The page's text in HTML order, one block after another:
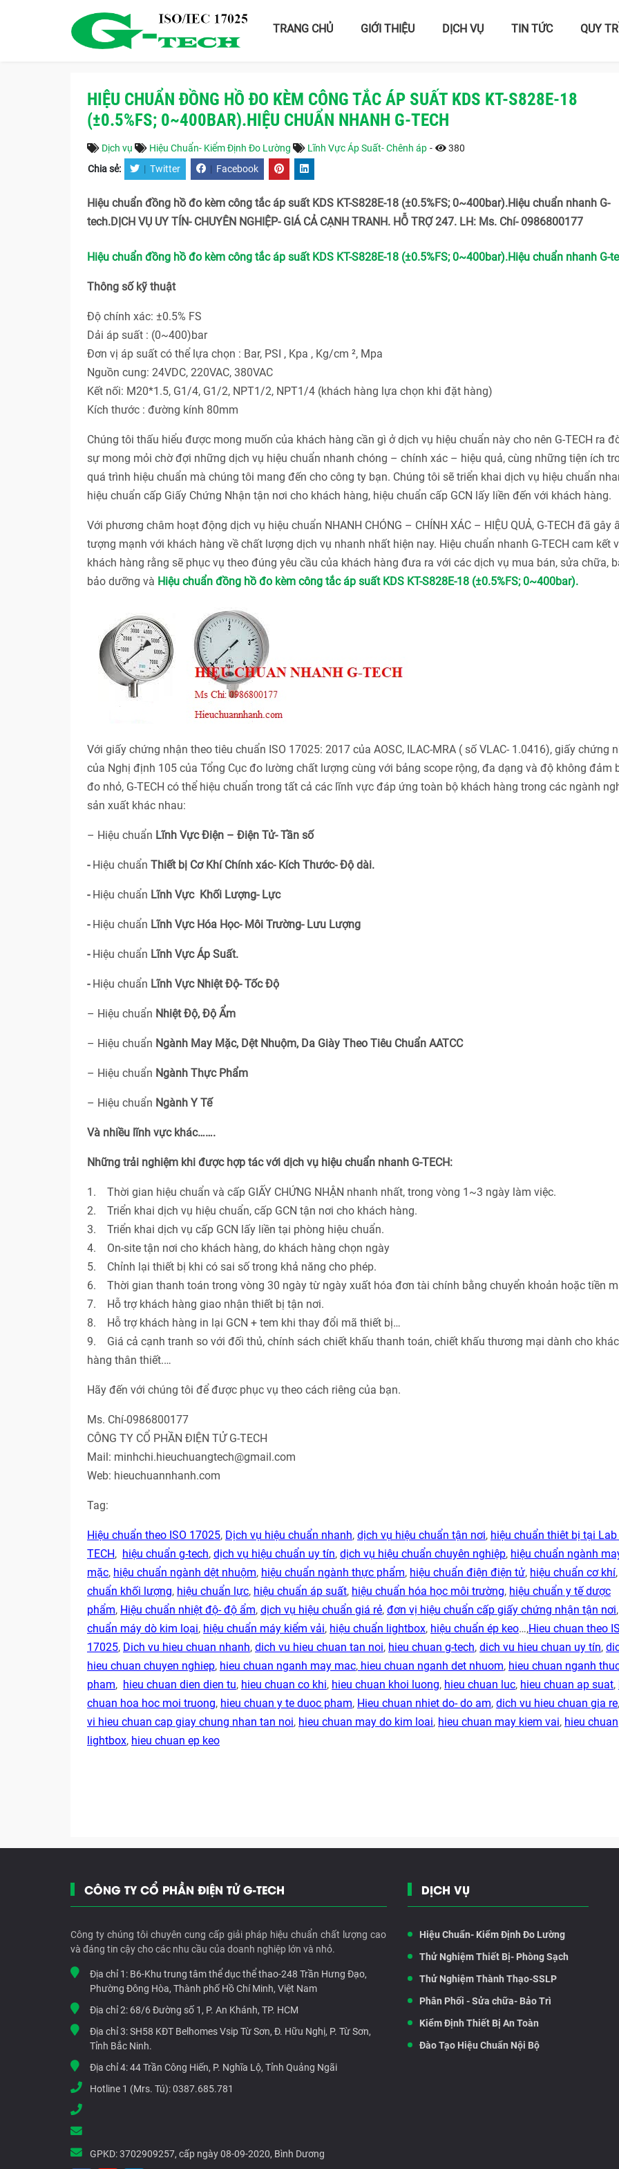
TRANG CHỦ GIỚI THIỆU DỊCH VỤ TIN TỨC QUY
HIỆU CHUẨN ĐỒNG HỒ ĐO KÈM CÔNG TẮC ÁP SUẤT KDS KT-S828E-18
(±0.5%FS; 0~400BAR).HIỆU CHUẨN NHANH G-TECH
Dịch vụ Hiệu Chuẩn- Kiểm Định Đo Lường Lĩnh Vực Áp Suất- Chênh áp - 380
Chia sẻ: | Twitter | Facebook
Hiệu chuẩn đồng hồ đo kèm công tắc áp suất KDS KT-S828E-18 (±0.5%FS; 0~400bar).Hiệu chuẩn nhanh G-
tech.DỊCH VỤ UY TÍN- CHUYÊN NGHIỆP- GIÁ CẢ CẠNH TRANH. HỖ TRỢ 247. LH: Ms. Chí- 0986800177
Hiệu chuẩn đồng hồ đo kèm công tắc áp suất KDS KT-S828E-18 (±0.5%FS; 0~400bar).Hiệu chuẩn nhanh G-
Thông số kỹ thuật
Độ chính xác: ±0.5% FS
Dải áp suất : (0~400)bar
Đơn vị áp suất có thể lựa chọn : Bar, PSI , Kpa , Kg/cm ², Mpa
Nguồn cung: 24VDC, 220VAC, 380VAC
Kết nối: M20*1.5, G1/4, G1/2, NPT1/2, NPT1/4 (khách hàng lựa chọn khi đặt hàng)
Kích thước : đường kính 80mm
Chúng tôi thấu hiểu được mong muốn của khách hàng cần gì ở dịch vụ hiệu chuẩn này cho nên G-TECH ra
sự mong mỏi chờ đợi những dịch vụ hiệu chuẩn nhanh chóng – chính xác – hiệu quả, cùng những tiện ích
quá trình hiệu chuẩn mà chúng tôi mang đến cho công ty bạn. Chúng tôi sẽ triển khai dịch vụ hiệu chuẩn
hiệu chuẩn cấp Giấy Chứng Nhận tận nơi cho khách hàng, hiệu chuẩn cấp GCN lấy liền đến với khách hàng.
Với phương châm hoạt động dịch vụ hiệu chuẩn NHANH CHÓNG – CHÍNH XÁC – HIỆU QUẢ, G-TECH đã gây
tượng mạnh với khách hàng về chất lượng dịch vụ nhanh nhất hiện nay. Hiệu chuẩn nhanh G-TECH cam kết
khách hàng rằng sẽ phục vụ theo đúng yêu cầu của khách hàng đưa ra với các dịch vụ mua bán, sửa chữa,
bảo dưỡng và Hiệu chuẩn đồng hồ đo kèm công tắc áp suất KDS KT-S828E-18 (±0.5%FS; 0~400bar).
Với giấy chứng nhận theo tiêu chuẩn ISO 17025: 2017 của AOSC, ILAC-MRA ( số VLAC- 1.0416), giấy chứng
của Nghị định 105 của Tổng Cục đo lường chất lượng cùng với bảng scope rộng, đa dạng và độ không đảm
đo nhỏ, G-TECH có thể hiệu chuẩn trong tất cả các lĩnh vực đáp ứng toàn bộ khách hàng trong các ngành
sản xuất khác nhau:
– Hiệu chuẩn Lĩnh Vực Điện – Điện Tử- Tần số
- Hiệu chuẩn Thiết bị Cơ Khí Chính xác- Kích Thước- Độ dài.
- Hiệu chuẩn Lĩnh Vực Khối Lượng- Lực
- Hiệu chuẩn Lĩnh Vực Hóa Học- Môi Trường- Lưu Lượng
- Hiệu chuẩn Lĩnh Vực Áp Suất.
-Hiệu chuẩn Lĩnh Vực Nhiệt Độ- Tốc Độ
– Hiệu chuẩn Nhiệt Độ, Độ Ẩm
– Hiệu chuẩn Ngành May Mặc, Dệt Nhuộm, Da Giày Theo Tiêu Chuẩn AATCC
– Hiệu chuẩn Ngành Thực Phẩm
– Hiệu chuẩn Ngành Y Tế
Và nhiều lĩnh vực khác…….
Những trải nghiệm khi được hợp tác với dịch vụ hiệu chuẩn nhanh G-TECH:
1. Thời gian hiệu chuẩn và cấp GIẤY CHỨNG NHẬN nhanh nhất, trong vòng 1~3 ngày làm việc.
2. Triển khai dịch vụ hiệu chuẩn, cấp GCN tận nơi cho khách hàng.
3. Triển khai dịch vụ cấp GCN lấy liền tại phòng hiệu chuẩn.
4. On-site tận nơi cho khách hàng, do khách hàng chọn ngày
5. Chỉnh lại thiết bị khi có sai số trong khả năng cho phép.
6. Thời gian thanh toán trong vòng 30 ngày từ ngày xuất hóa đơn tài chính bằng chuyển khoản hoặc tiền
7. Hỗ trợ khách hàng giao nhận thiết bị tận nơi.
8. Hỗ trợ khách hàng in lại GCN + tem khi thay đổi mã thiết bị…
9. Giá cả cạnh tranh so với đối thủ, chính sách chiết khấu thanh toán, chiết khấu thương mại dành cho
hàng thân thiết.…
Hãy đến với chúng tôi để được phục vụ theo cách riêng của bạn.
Ms. Chí-0986800177
CÔNG TY CỔ PHẦN ĐIỆN TỬ G-TECH
Mail: minhchi.hieuchuangtech@gmail.com
Web: hieuchuannhanh.com
Tag:
Hiệu chuẩn theo ISO 17025, Dịch vụ hiệu chuẩn nhanh, dịch vụ hiệu chuẩn tận nơi, hiệu chuẩn thiêt bị tại Lab
TECH, hiệu chuẩn g-tech, dịch vụ hiệu chuẩn uy tín, dịch vụ hiệu chuẩn chuyên nghiệp, hiệu chuẩn ngành
mặc, hiệu chuẩn ngành dệt nhuộm, hiệu chuẩn ngành thực phẩm, hiệu chuẩn điện điện tử, hiệu chuẩn cơ khí,
chuẩn khối lượng, hiệu chuẩn lực, hiệu chuẩn áp suất, hiệu chuẩn hóa học môi trường, hiệu chuẩn y tế dược
phẩm, Hiệu chuẩn nhiệt độ- độ ẩm, dịch vụ hiệu chuẩn giá rẻ, đơn vị hiệu chuẩn cấp giấy chứng nhận tận nơi,
chuẩn máy dò kim loại, hiệu chuẩn máy kiểm vải, hiệu chuẩn lightbox, hiệu chuẩn ép keo…,Hieu chuan theo
17025, Dich vu hieu chuan nhanh, dich vu hieu chuan tan noi, hieu chuan g-tech, dich vu hieu chuan uy tín,
hieu chuan chuyen nghiep, hieu chuan nganh may mac, hieu chuan nganh det nhuom, hieu chuan nganh
pham, hieu chuan dien dien tu, hieu chuan co khi, hieu chuan khoi luong, hieu chuan luc, hieu chuan ap suat,
chuan hoa hoc moi truong, hieu chuan y te duoc pham, Hieu chuan nhiet do- do am, dich vu hieu chuan gia re,
vi hieu chuan cap giay chung nhan tan noi, hieu chuan may do kim loai, hieu chuan may kiem vai, hieu chuan
lightbox, hieu chuan ep keo
CÔNG TY CỔ PHẦN ĐIỆN TỬ G-TECH
Công ty chúng tôi chuyên cung cấp giải pháp hiệu chuẩn chất lượng cao
và đáng tin cậy cho các nhu cầu của doanh nghiệp lớn và nhỏ.
Địa chỉ 1: B6-Khu trung tâm thể dục thể thao-248 Trần Hưng Đạo,
Phường Đông Hòa, Thành phố Hồ Chí Minh, Việt Nam
Địa chỉ 2: 68/6 Đường số 1, P. An Khánh, TP. HCM
Địa chỉ 3:SH58 KĐT Belhomes Vsip Từ Sơn, Đ. Hữu Nghị, P. Từ Sơn,
Tỉnh Bắc Ninh.
Địa chỉ 4:44 Trần Công Hiến, P. Nghĩa Lộ, Tỉnh Quảng Ngãi
Hotline 1 (Mrs. Tú):0387.685.781
GPKD:3702909257, cấp ngày 08-09-2020, Bình Dương
DỊCH VỤ
Hiệu Chuẩn- Kiểm Định Đo Lường
Thử Nghiệm Thiết Bị- Phòng Sạch
Thử Nghiệm Thành Thạo-SSLP
Phân Phối - Sửa chữa- Bảo Trì
Kiểm Định Thiết Bị An Toàn
Đào Tạo Hiệu Chuẩn Nội Bộ